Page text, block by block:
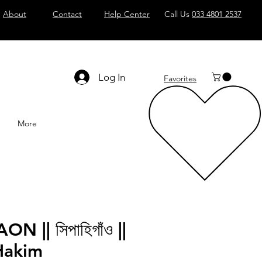
About Contact Help Center Call Us 033 4801 2537
Log In Favorites
More
|| সিপাহিগাঁও ||